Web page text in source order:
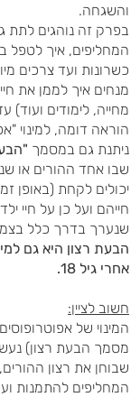
והשגחה.
בפרק זה נוהגים לתת
המחליפים, איך לטפל
כשרונות ועד צרכים
מנחים איך לממן את
מחייה, לימודים ועוד)
הוראה דומה, למינוי
ניתנת גם במסמך
שבו אחד ההורים או
יכולים לקחת (באופן
חייהם ועל כן על חיי
שנערך בדרך כלל
הבעת רצון היא גם
אחרי גיל 18.
חשוב לציין:
המינוי של
מסמך הבעת רצון)
שבוחן את רצון
המחליפים להתמנות